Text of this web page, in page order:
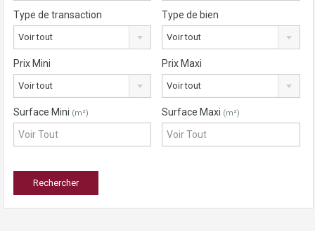
Type de transaction
Voir tout
Type de bien
Voir tout
Prix Mini
Voir tout
Prix Maxi
Voir tout
Surface Mini (m²) Surface Maxi (m²)